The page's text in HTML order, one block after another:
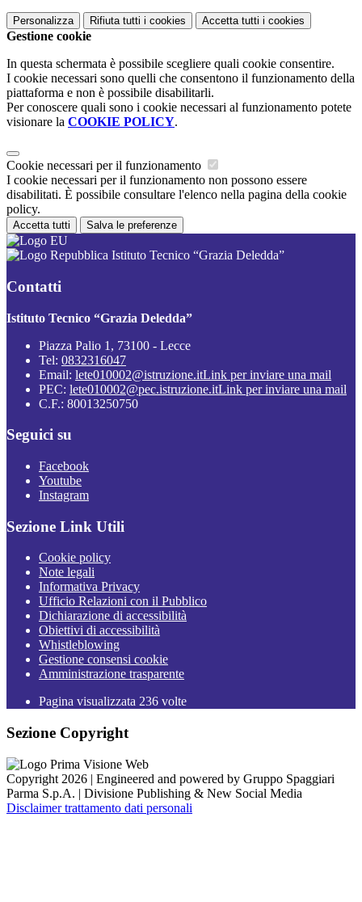
Personalizza Rifiuta tutti i cookies Accetta tutti i cookies
Gestione cookie
In questa schermata è possibile scegliere quali cookie consentire.
I cookie necessari sono quelli che consentono il funzionamento della
piattaforma e non è possibile disabilitarli.
Per conoscere quali sono i cookie necessari al funzionamento potete
visionare la COOKIE POLICY.
Cookie necessari per il funzionamento
I cookie necessari per il funzionamento non possono essere
disabilitati. È possibile consultare l'elenco nella pagina della cookie
policy.
Accetta tutti Salva le preferenze
Istituto Tecnico “Grazia Deledda”
Contatti
Istituto Tecnico “Grazia Deledda”
Piazza Palio 1, 73100 - Lecce
Tel: 0832316047
Email: lete010002@istruzione.itLink per inviare una mail
PEC: lete010002@pec.istruzione.itLink per inviare una mail
C.F.: 80013250750
Seguici su
Facebook
Youtube
Instagram
Sezione Link Utili
Cookie policy
Note legali
Informativa Privacy
Ufficio Relazioni con il Pubblico
Dichiarazione di accessibilità
Obiettivi di accessibilità
Whistleblowing
Gestione consensi cookie
Amministrazione trasparente
Pagina visualizzata 236 volte
Sezione Copyright
Copyright 2026 | Engineered and powered by Gruppo Spaggiari
Parma S.p.A. | Divisione Publishing & New Social Media
Disclaimer trattamento dati personali